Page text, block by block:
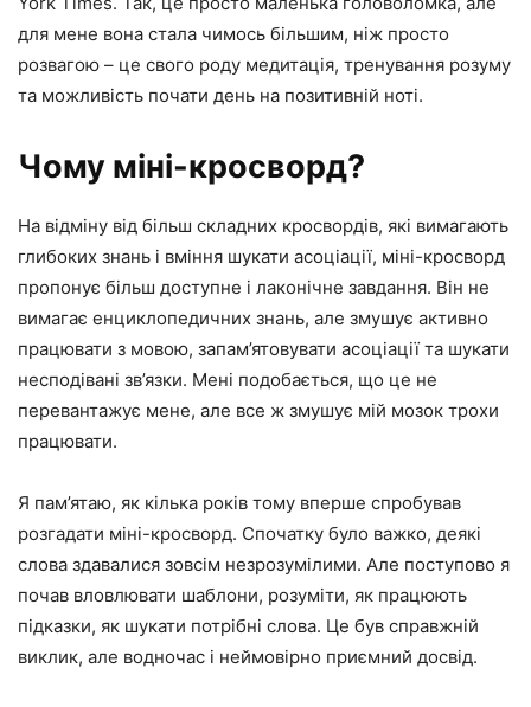
для мене вона стала чимось більшим, ніж просто
розвагою – це свого роду медитація, тренування розуму
та можливість почати день на позитивній ноті.
Чому міні-кросворд?
На відміну від більш складних кросвордів, які вимагають
глибоких знань і вміння шукати асоціації, міні-кросворд
пропонує більш доступне і лаконічне завдання. Він не
вимагає енциклопедичних знань, але змушує активно
працювати з мовою, запам’ятовувати асоціації та шукати
несподівані зв’язки. Мені подобається, що це не
перевантажує мене, але все ж змушує мій мозок трохи
працювати.
Я пам’ятаю, як кілька років тому вперше спробував
розгадати міні-кросворд. Спочатку було важко, деякі
слова здавалися зовсім незрозумілими. Але поступово я
почав вловлювати шаблони, розуміти, як працюють
підказки, як шукати потрібні слова. Це був справжній
виклик, але водночас і неймовірно приємний досвід.